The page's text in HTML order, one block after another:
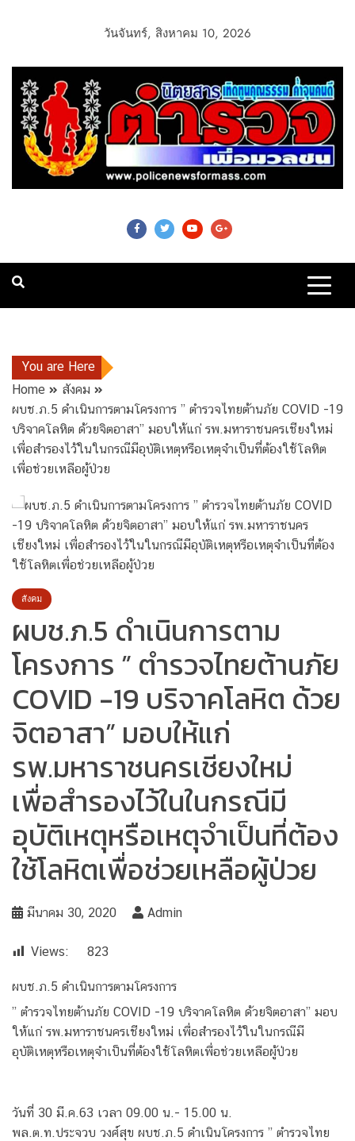
วันจันทร์, สิงหาคม 10, 2026
Police News For
Mass
You are Here
Home
สังคม
ผบช.ภ.5 ดำเนินการตามโครงการ ” ตำรวจไทยต้านภัย COVID -19
บริจาคโลหิต ด้วยจิตอาสา” มอบให้แก่ รพ.มหาราชนครเชียงใหม่
เพื่อสำรองไว้ในในกรณีมีอุบัติเหตุหรือเหตุจำเป็นที่ต้องใช้โลหิต
เพื่อช่วยเหลือผู้ป่วย
สังคม
ผบช.ภ.5 ดำเนินการตาม
โครงการ ” ตำรวจไทยต้านภัย
COVID -19 บริจาคโลหิต ด้วย
จิตอาสา” มอบให้แก่
รพ.มหาราชนครเชียงใหม่
เพื่อสำรองไว้ในในกรณีมี
อุบัติเหตุหรือเหตุจำเป็นที่ต้อง
ใช้โลหิตเพื่อช่วยเหลือผู้ป่วย
มีนาคม 30, 2020 Admin
Views: 823
ผบช.ภ.5 ดำเนินการตามโครงการ
” ตำรวจไทยต้านภัย COVID -19 บริจาคโลหิต ด้วยจิตอาสา” มอบ
ให้แก่ รพ.มหาราชนครเชียงใหม่ เพื่อสำรองไว้ในในกรณีมี
อุบัติเหตุหรือเหตุจำเป็นที่ต้องใช้โลหิตเพื่อช่วยเหลือผู้ป่วย
วันที่ 30 มี.ค.63 เวลา 09.00 น.- 15.00 น.
พล.ต.ท.ประจวบ วงศ์สุข ผบช.ภ.5 ดำเนินโครงการ ” ตำรวจไทย